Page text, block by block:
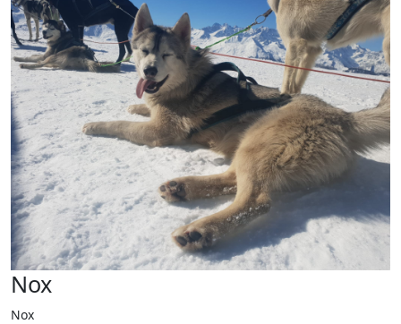
Nox
Nox